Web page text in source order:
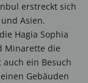
erstreckt sich
Asien.
Hagia Sophia
Minarette die
ein Besuch
Gebäuden